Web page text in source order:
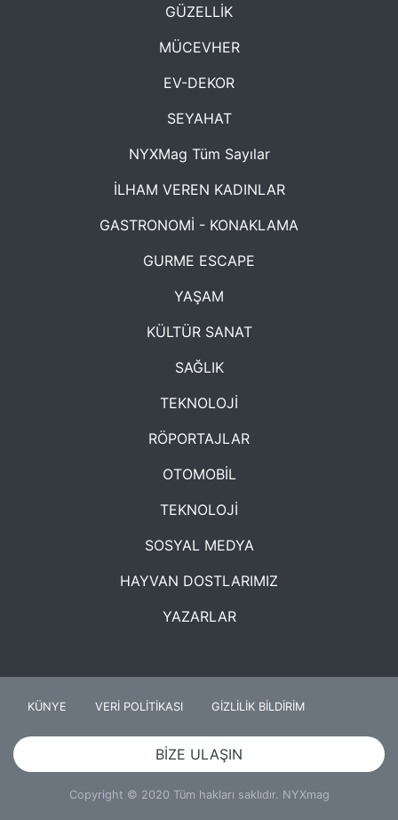
GÜZELLİK
MÜCEVHER
EV-DEKOR
SEYAHAT
NYXMag Tüm Sayılar
İLHAM VEREN KADINLAR
GASTRONOMİ - KONAKLAMA
GURME ESCAPE
YAŞAM
KÜLTÜR SANAT
SAĞLIK
TEKNOLOJİ
RÖPORTAJLAR
OTOMOBİL
TEKNOLOJİ
SOSYAL MEDYA
HAYVAN DOSTLARIMIZ
YAZARLAR
KÜNYE VERİ POLİTİKASI GİZLİLİK BİLDİRİM
BİZE ULAŞIN
Copyright © 2020 Tüm hakları saklıdır. NYXmag